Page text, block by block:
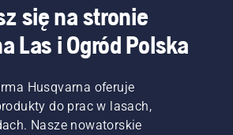
się na stronie
Las i Ogród Polska
Husqvarna oferuje
do prac w lasach,
Nasze nowatorskie